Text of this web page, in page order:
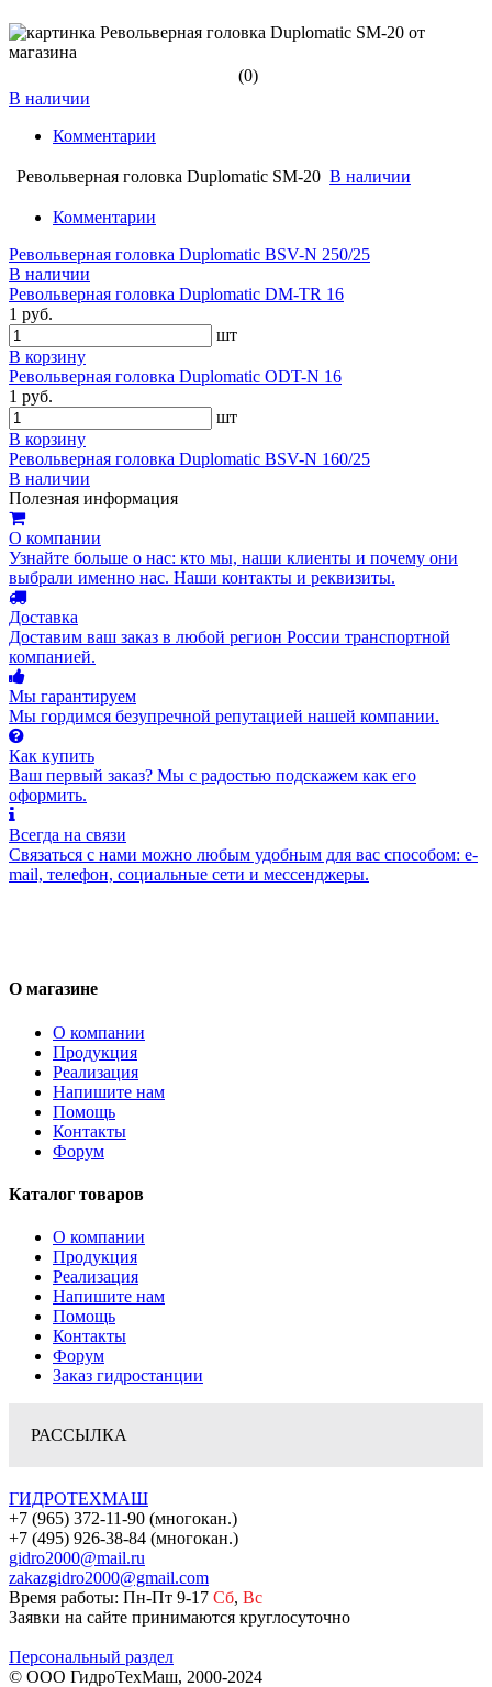
(0)
В наличии
Комментарии
Револьверная головка Duplomatic SM-20 В наличии
Комментарии
Револьверная головка Duplomatic BSV-N 250/25
В наличии
Револьверная головка Duplomatic DM-TR 16
1 руб.
шт
В корзину
Револьверная головка Duplomatic ODT-N 16
1 руб.
шт
В корзину
Револьверная головка Duplomatic BSV-N 160/25
В наличии
Полезная информация
О компании
Узнайте больше о нас: кто мы, наши клиенты и почему они
выбрали именно нас. Наши контакты и реквизиты.
Доставка
Доставим ваш заказ в любой регион России транспортной
компанией.
Мы гарантируем
Мы гордимся безупречной репутацией нашей компании.
Как купить
Ваш первый заказ? Мы с радостью подскажем как его
оформить.
Всегда на связи
Связаться с нами можно любым удобным для вас способом: e-
mail, телефон, социальные сети и мессенджеры.
О магазине
О компании
Продукция
Реализация
Напишите нам
Помощь
Контакты
Форум
Каталог товаров
О компании
Продукция
Реализация
Напишите нам
Помощь
Контакты
Форум
Заказ гидростанции
РАССЫЛКА
ГИДРОТЕХМАШ
+7 (965) 372-11-90 (многокан.)
+7 (495) 926-38-84 (многокан.)
gidro2000@mail.ru
zakazgidro2000@gmail.com
Время работы: Пн-Пт 9-17 Сб, Вс
Заявки на сайте принимаются круглосуточно
Персональный раздел
© ООО ГидроТехМаш, 2000-2024